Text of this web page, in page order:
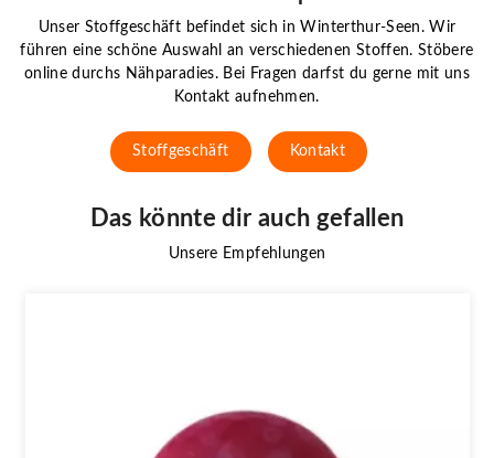
Unser Stoffgeschäft befindet sich in Winterthur-Seen. Wir
führen eine schöne Auswahl an verschiedenen Stoffen. Stöbere
online durchs Nähparadies. Bei Fragen darfst du gerne mit uns
Kontakt aufnehmen.
Stoffgeschäft Kontakt
Das könnte dir auch gefallen
Unsere Empfehlungen